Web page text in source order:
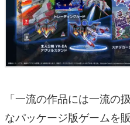
「一流の作品には一流の
なパッケージ版ゲームを